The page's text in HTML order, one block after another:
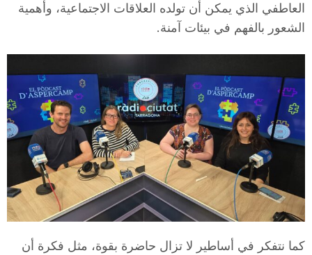
t
d
e
T
العاطفي الذي يمكن أن تولده العلاقات الاجتماعية، وأهمية
الشعور بالفهم في بيئات آمنة.
كما نتفكر في أساطير لا تزال حاضرة بقوة، مثل فكرة أن